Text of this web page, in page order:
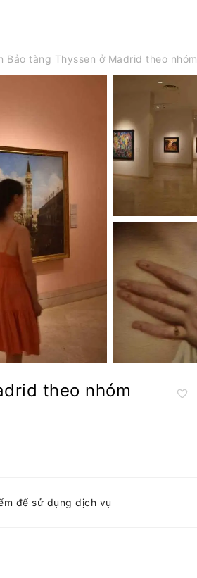
Bảo tàng Thyssen ở Madrid theo
theo nhóm
để sử dụng dịch vụ